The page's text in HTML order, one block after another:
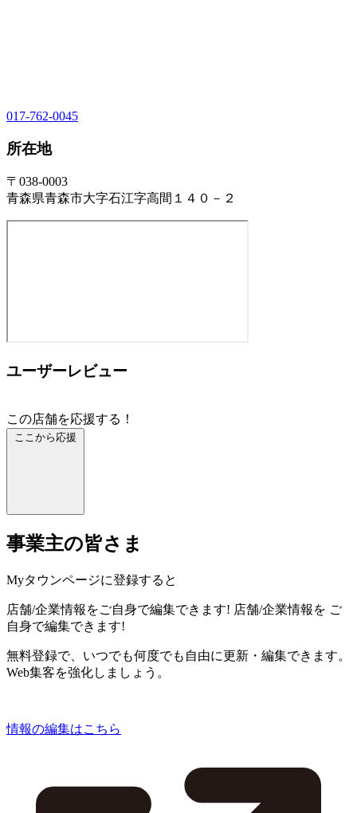
017-762-0045
所在地
〒038-0003
青森県青森市大字石江字高間１４０－２
ユーザーレビュー
この店舗を応援する！
ここから応援
事業主の皆さま
Myタウンページに登録すると
店舗/企業情報をご自身で編集できます! 店舗/企業情報を ご
自身で編集できます!
無料登録で、いつでも何度でも自由に更新・編集できます。
Web集客を強化しましょう。
情報の編集はこちら